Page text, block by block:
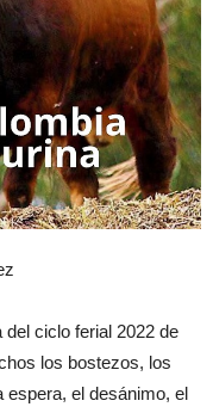
del ciclo ferial 2022 de
los bostezos, los
espera, el desánimo, el